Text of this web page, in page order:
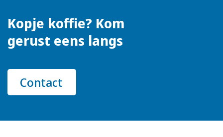
Kopje koffie? Kom
gerust eens langs
Contact